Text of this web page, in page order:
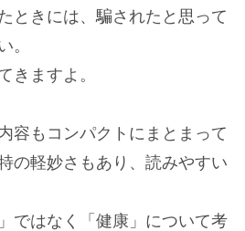
ときには、騙されたと思って
。
きますよ。
容もコンパクトにまとまって
の軽妙さもあり、読みやすい
ではなく「健康」について考